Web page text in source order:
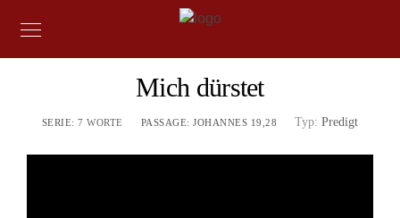
Mich dürstet
SERIE: 7 WORTE PASSAGE: JOHANNES 19,28 Typ: Predigt